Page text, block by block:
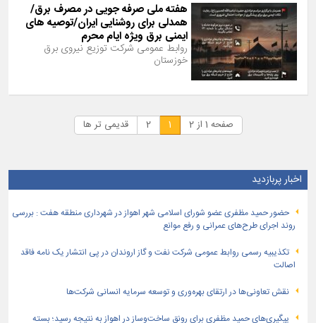
هفته ملی صرفه جویی در مصرف برق/
همدلی برای روشنایی ایران/توصیه های
ایمنی برق ویژه ایام محرم
روابط عمومی شرکت توزیع نیروی برق
خوزستان
صفحه 1 از 2 1
2 قدیمی تر ها
اخبار پربازدید
حضور حمید مظفری عضو شورای اسلامی شهر اهواز در شهرداری منطقه هفت : بررسی
روند اجرای طرح‌های عمرانی و رفع موانع
تكذیبیه رسمی روابط عمومی شركت نفت و گاز اروندان در پی انتشار یک نامه فاقد
اصالت
نقش تعاونی‌ها در ارتقای بهره‌وری و توسعه سرمایه انسانی شرکت‌ها
پیگیری‌های حمید مظفری برای رونق ساخت‌وساز در اهواز به نتیجه رسید؛ بسته